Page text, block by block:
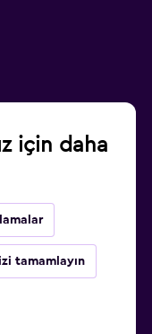
için daha
tamamlayın